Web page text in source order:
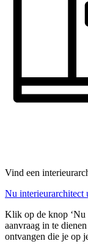
Vind een
Nu interieurarchitect
Klik op de knop ‘Nu
aanvraag in te
ontvangen die je op